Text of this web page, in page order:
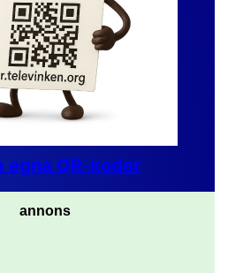
egna QR-koder
annons